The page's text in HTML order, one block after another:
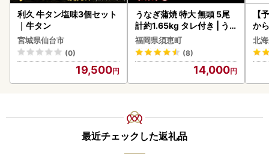
利久 牛タン塩味3個セット
｜牛タン
宮城県仙台市
(0)
19,500
うなぎ蒲焼 特大 無頭 5尾
計約1.65kg タレ付き | う
なぎ蒲焼
福岡県須恵町
(8)
14,000
【
か
ら
g (
)【
北
最近チェックした返礼品